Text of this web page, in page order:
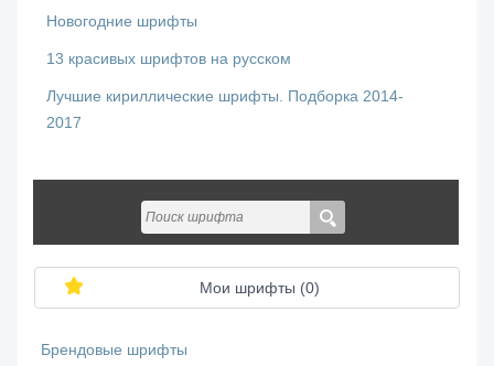
Новогодние шрифты
13 красивых шрифтов на русском
Лучшие кириллические шрифты. Подборка 2014-
2017
Мои шрифты (0)
Брендовые шрифты